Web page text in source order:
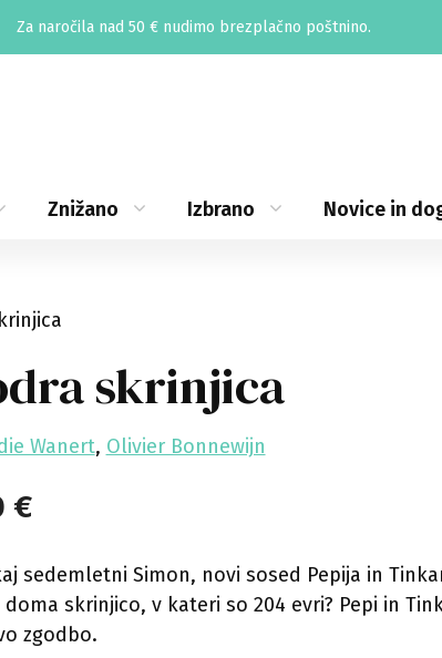
Za naročila nad 50 € nudimo brezplačno poštnino.
Znižano Izbrano Novice in
skrinjica
Wanert, Olivier Bonnewijn
€
sedemletni Simon, novi sosed Pepija in
doma skrinjico, v kateri so 204 evri? Pepi in
zgodbo.